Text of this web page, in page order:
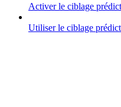
Activer le ciblage
Utiliser le ciblage